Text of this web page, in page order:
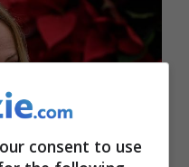
consent to use